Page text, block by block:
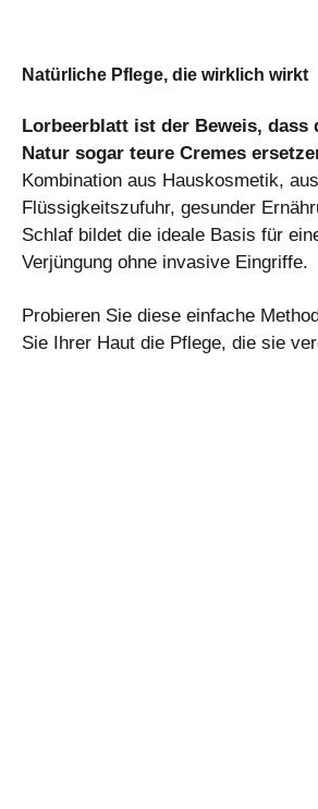
Natürliche Pflege, die wirklich wirkt
Lorbeerblatt ist der Beweis, dass
Natur sogar teure Cremes
Kombination aus Hauskosmetik,
Flüssigkeitszufuhr, gesunder
Schlaf bildet die ideale Basis für
Verjüngung ohne invasive Eingriffe.
Probieren Sie diese einfache
Sie Ihrer Haut die Pflege, die sie